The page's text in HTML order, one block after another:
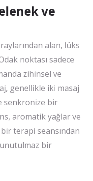
ve
alan, lüks
noktası sadece
zihinsel ve
genellikle iki masaj
senkronize bir
aromatik yağlar ve
terapi seansından
bir